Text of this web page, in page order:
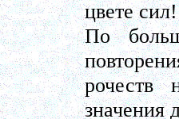
цвете сил!
По
значения